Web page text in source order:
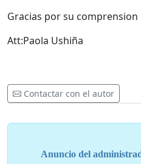
Gracias por su comprension
Att:Paola Ushiña
Contactar con el autor
Anuncio del